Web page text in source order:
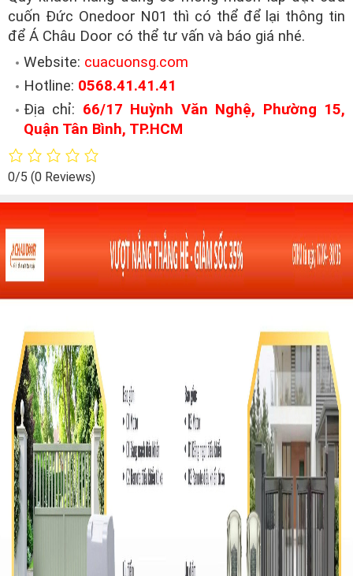
cuốn Đức Onedoor N01 thì có thể để lại thông tin
để Á Châu Door có thể tư vấn và báo giá nhé.
Website: cuacuonsg.com
Hotline: 0568.41.41.41
Địa chỉ: 66/17 Huỳnh Văn Nghệ, Phường 15,
Quận Tân Bình, TP.HCM
0/5 (0 Reviews)